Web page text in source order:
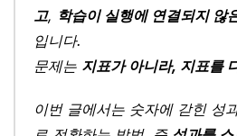
고, 학습이 실행에 연결되지 않
입니다.
문제는 지표가 아니라, 지표를
이번 글에서는 숫자에 갇힌 성